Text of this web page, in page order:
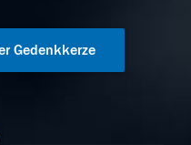
Gedenkkerze